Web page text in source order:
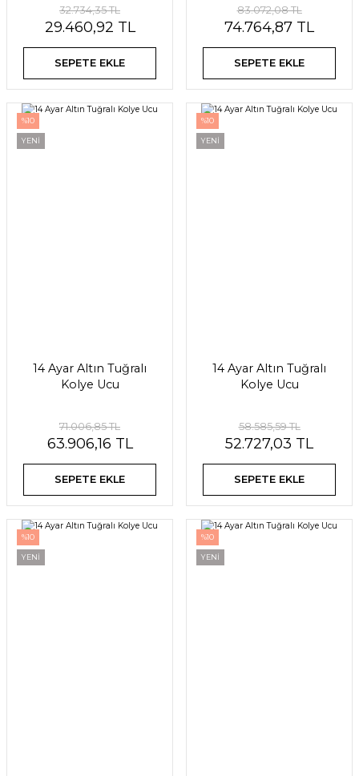
32.734,35 TL
29.460,92 TL
SEPETE EKLE
83.072,08 TL
74.764,87 TL
SEPETE EKLE
%10
YENİ
14 Ayar Altın Tuğralı
Kolye Ucu
71.006,85 TL
63.906,16 TL
SEPETE EKLE
%10
YENİ
14 Ayar Altın Tuğralı
Kolye Ucu
58.585,59 TL
52.727,03 TL
SEPETE EKLE
%10
YENİ
%10
YENİ